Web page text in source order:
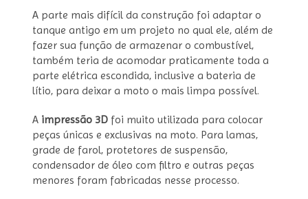
A parte mais difícil da construção foi adaptar o
tanque antigo em um projeto no qual ele, além de
fazer sua função de armazenar o combustível,
também teria de acomodar praticamente toda a
parte elétrica escondida, inclusive a bateria de
lítio, para deixar a moto o mais limpa possível.
A impressão 3D foi muito utilizada para colocar
peças únicas e exclusivas na moto. Para lamas,
grade de farol, protetores de suspensão,
condensador de óleo com filtro e outras peças
menores foram fabricadas nesse processo.